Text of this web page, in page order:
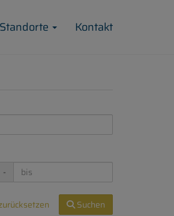
Standorte Kontakt
-
Suchen